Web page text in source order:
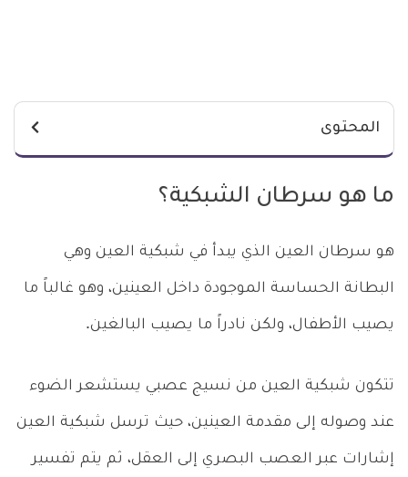
المحتوى
ما هو سرطان الشبكية؟
هو سرطان العين الذي يبدأ في شبكية العين وهي
البطانة الحساسة الموجودة داخل العينين، وهو غالباً ما
يصيب الأطفال، ولكن نادراً ما يصيب البالغين.
تتكون شبكية العين من نسيج عصبي يستشعر الضوء
عند وصوله إلى مقدمة العينين، حيث ترسل شبكية العين
إشارات عبر العصب البصري إلى العقل، ثم يتم تفسير